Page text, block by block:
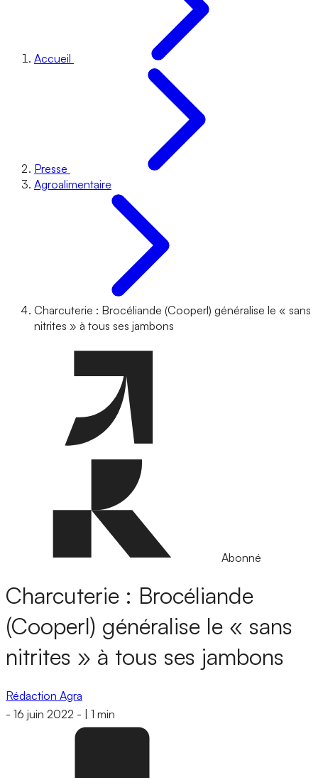
Accueil
Presse
Agroalimentaire
Charcuterie : Brocéliande (Cooperl) généralise le « sans
nitrites » à tous ses jambons
Abonné
Charcuterie : Brocéliande
(Cooperl) généralise le « sans
nitrites » à tous ses jambons
Rédaction Agra
- 16 juin 2022 - 1 min